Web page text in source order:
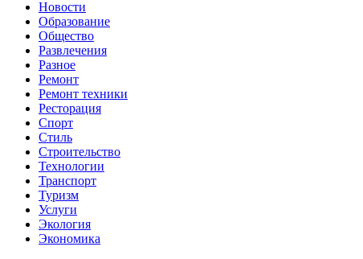
Новости
Образование
Общество
Развлечения
Разное
Ремонт
Ремонт техники
Ресторация
Спорт
Стиль
Строительство
Технологии
Транспорт
Туризм
Услуги
Экология
Экономика